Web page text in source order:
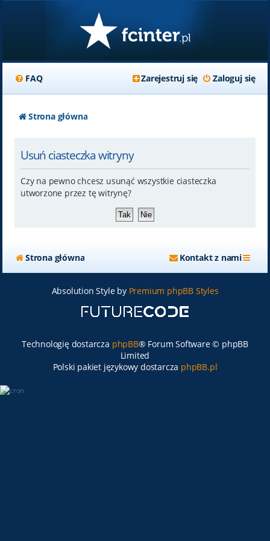
FAQ Zaloguj się
Zarejestruj się
Strona główna
Usuń ciasteczka witryny
Czy na pewno chcesz usunąć wszystkie ciasteczka
utworzone przez tę witrynę?
Strona główna Kontakt z nami
Absolution Style by Premium phpBB Styles
Technologię dostarcza phpBB® Forum Software © phpBB
Limited
Polski pakiet językowy dostarcza phpBB.pl